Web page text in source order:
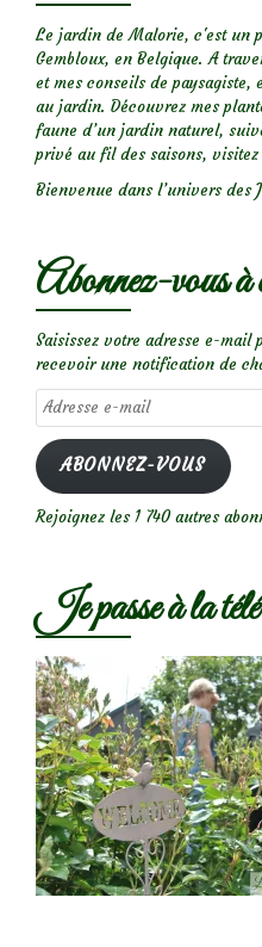
Le jardin de Malorie, c'est un
Gembloux, en Belgique. A
et mes conseils de
au jardin. Découvrez mes
faune d’un jardin naturel,
privé au fil des saisons, visitez
Bienvenue dans l’univers des
Abonnez-vous à
Saisissez votre adresse e-mail
recevoir une notification de
Adresse
e-
mail
ABONNEZ-VOUS
Rejoignez les 1 740 autres
Je passe à la